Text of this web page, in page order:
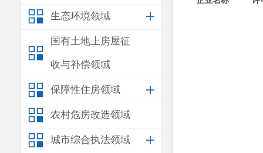
生态环境领域
国有土地上房屋征
收与补偿领域
保障性住房领域
农村危房改造领域
城市综合执法领域